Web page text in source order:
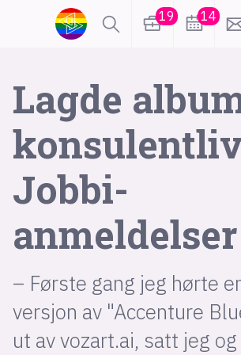
19 14
Lagde
Jobbi-
anmeldelser
– Første gang jeg hørte
versjon av "Accenture
ut av vozart.ai, satt jeg
lønn
karriere
utdanning
frontend
backend
tilgjengelighet
ukas
hobby